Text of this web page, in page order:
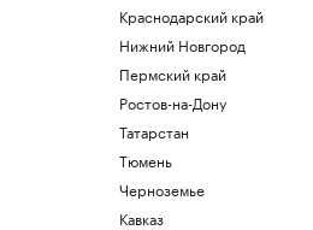
Краснодарский край
Нижний Новгород
Пермский край
Ростов-на-Дону
Татарстан
Тюмень
Черноземье
Кавказ